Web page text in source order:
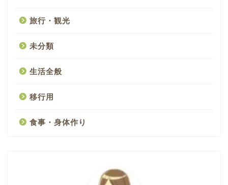
旅行・観光
未分類
生活全般
移行用
食事・身体作り